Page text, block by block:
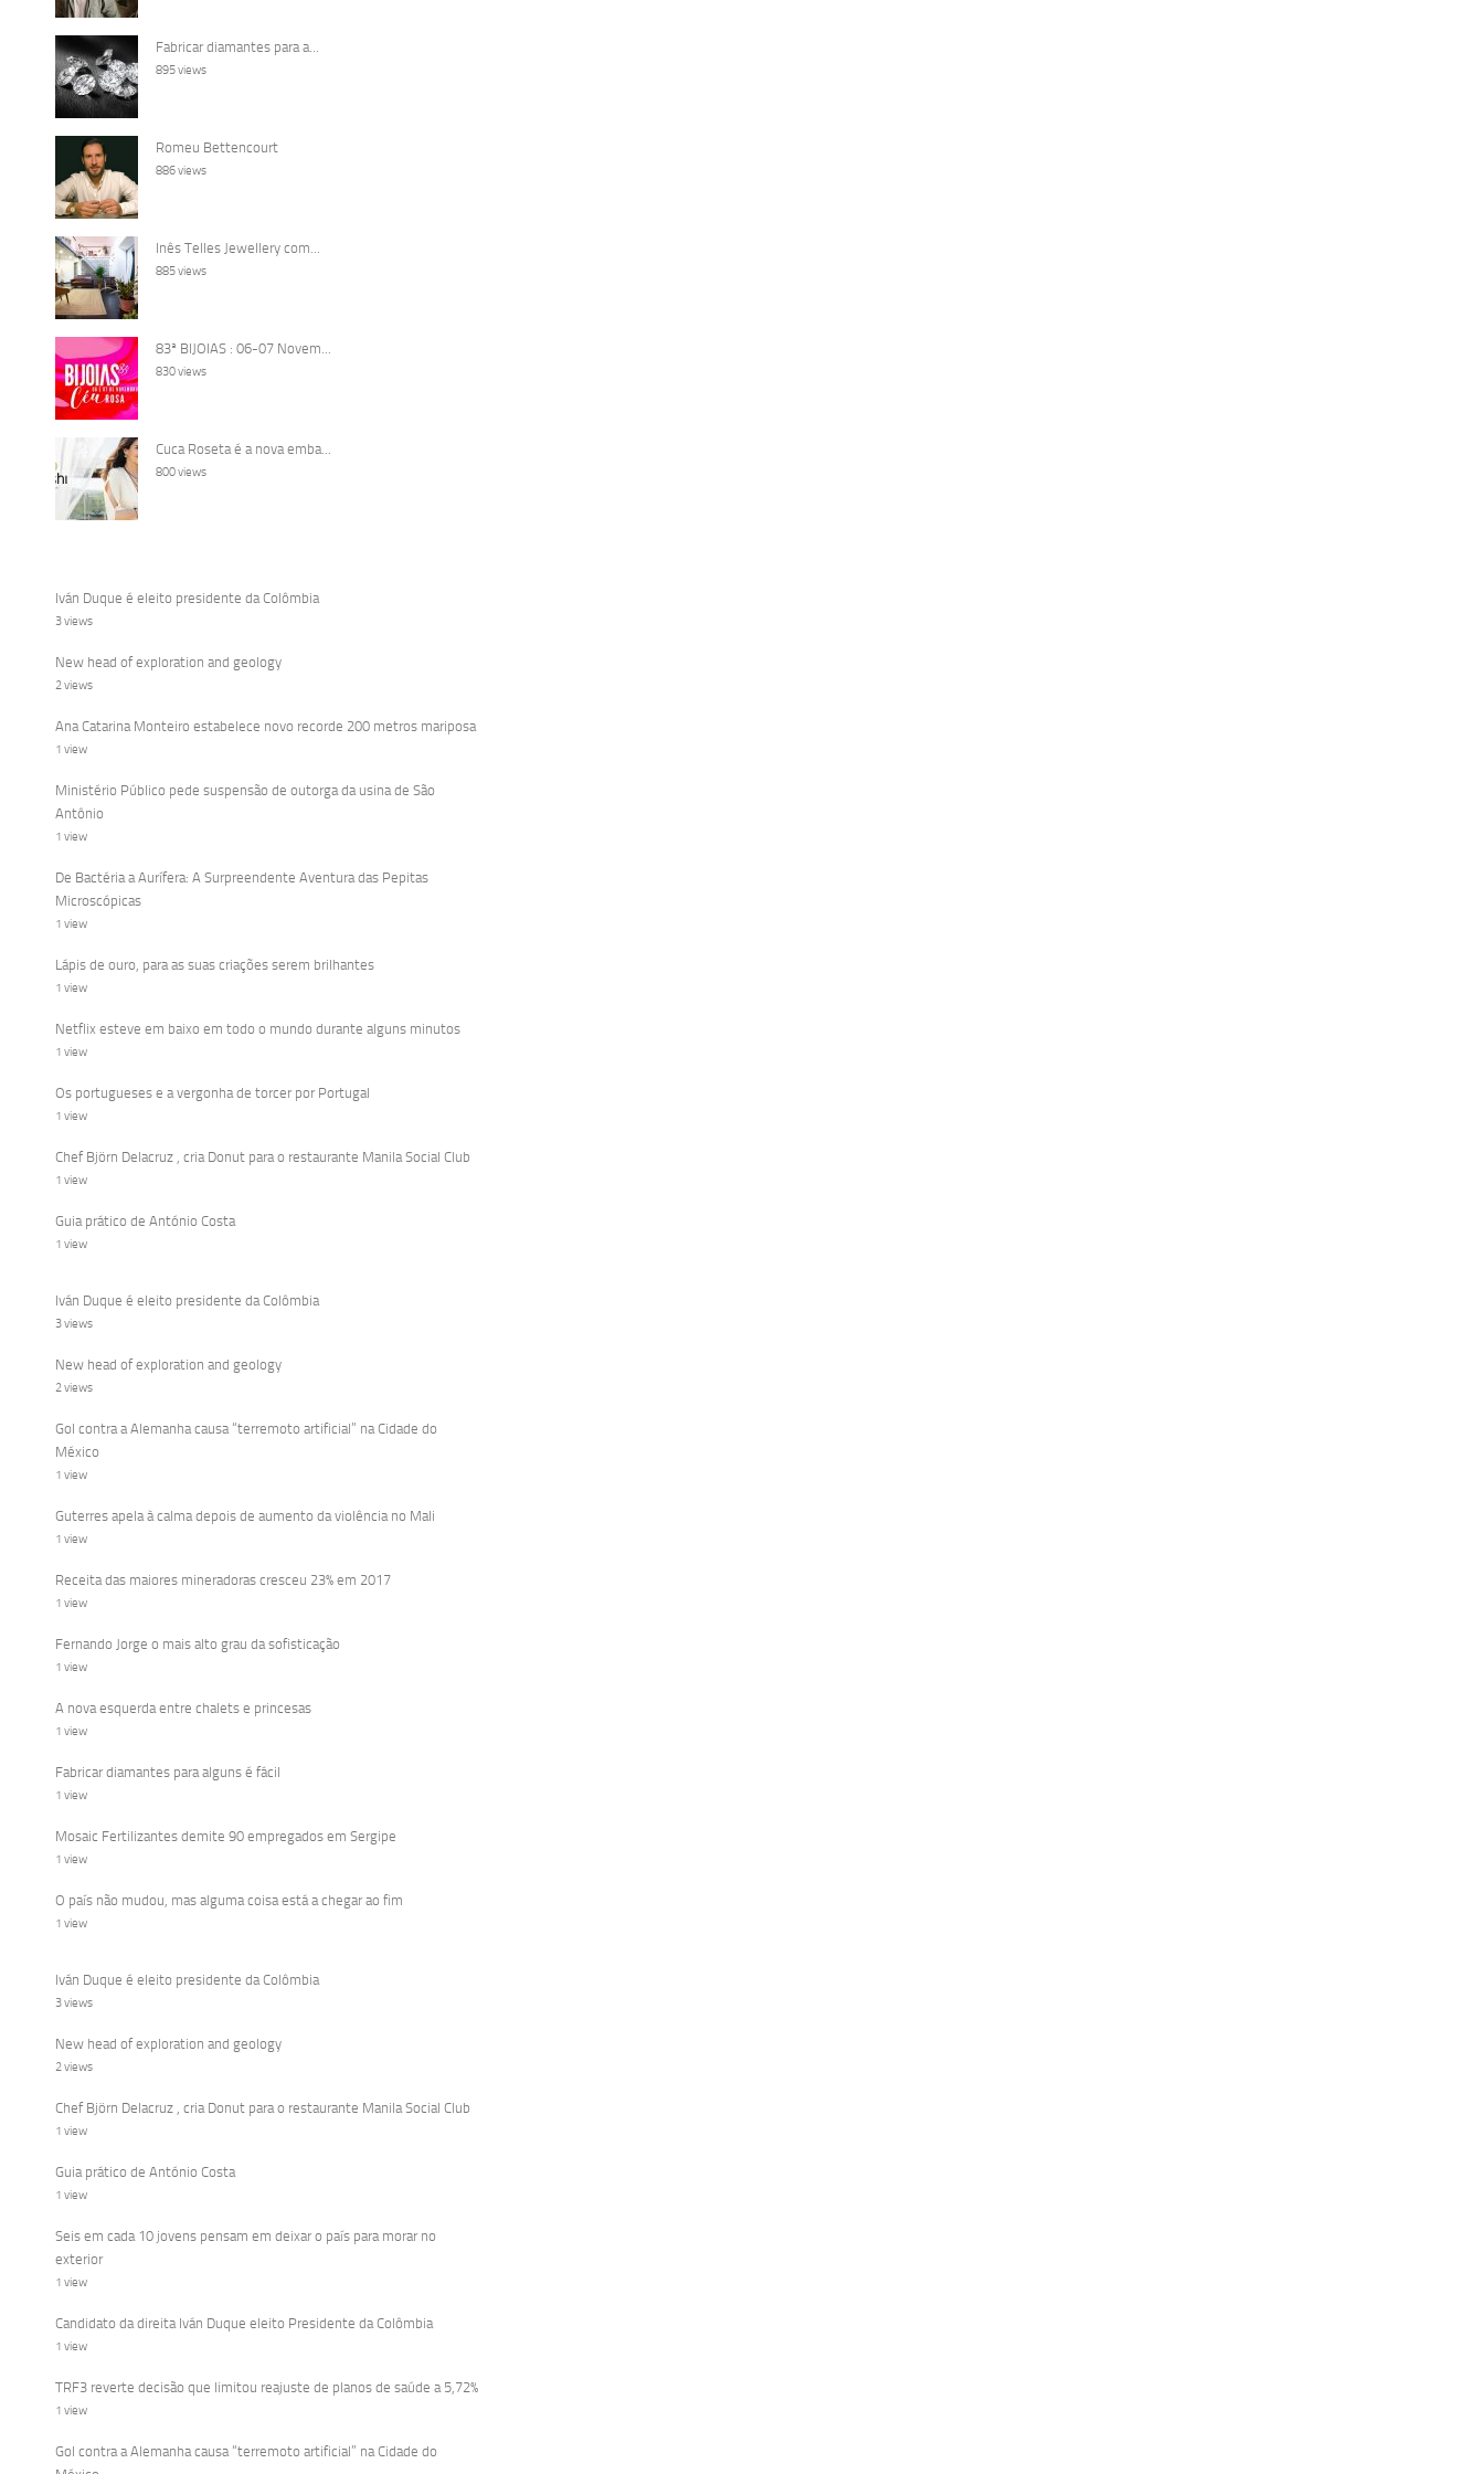
Fabricar diamantes para a...
895 views
Romeu Bettencourt
886 views
Inês Telles Jewellery com...
885 views
83ª BIJOIAS : 06-07 Novem...
830 views
Cuca Roseta é a nova emba...
800 views
Iván Duque é eleito presidente da Colômbia
3 views
New head of exploration and geology
2 views
Ana Catarina Monteiro estabelece novo recorde 200 metros mariposa
1 view
Ministério Público pede suspensão de outorga da usina de São
Antônio
1 view
De Bactéria a Aurífera: A Surpreendente Aventura das Pepitas
Microscópicas
1 view
Lápis de ouro, para as suas criações serem brilhantes
1 view
Netflix esteve em baixo em todo o mundo durante alguns minutos
1 view
Os portugueses e a vergonha de torcer por Portugal
1 view
Chef Björn Delacruz , cria Donut para o restaurante Manila Social Club
1 view
Guia prático de António Costa
1 view
Iván Duque é eleito presidente da Colômbia
3 views
New head of exploration and geology
2 views
Gol contra a Alemanha causa “terremoto artificial” na Cidade do
México
1 view
Guterres apela à calma depois de aumento da violência no Mali
1 view
Receita das maiores mineradoras cresceu 23% em 2017
1 view
Fernando Jorge o mais alto grau da sofisticação
1 view
A nova esquerda entre chalets e princesas
1 view
Fabricar diamantes para alguns é fácil
1 view
Mosaic Fertilizantes demite 90 empregados em Sergipe
1 view
O país não mudou, mas alguma coisa está a chegar ao fim
1 view
Iván Duque é eleito presidente da Colômbia
3 views
New head of exploration and geology
2 views
Chef Björn Delacruz , cria Donut para o restaurante Manila Social Club
1 view
Guia prático de António Costa
1 view
Seis em cada 10 jovens pensam em deixar o país para morar no
exterior
1 view
Candidato da direita Iván Duque eleito Presidente da Colômbia
1 view
TRF3 reverte decisão que limitou reajuste de planos de saúde a 5,72%
1 view
Gol contra a Alemanha causa “terremoto artificial” na Cidade do